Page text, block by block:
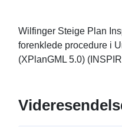
Wilfinger Steige Plan
forenklede procedure i
(XPlanGML 5.0)